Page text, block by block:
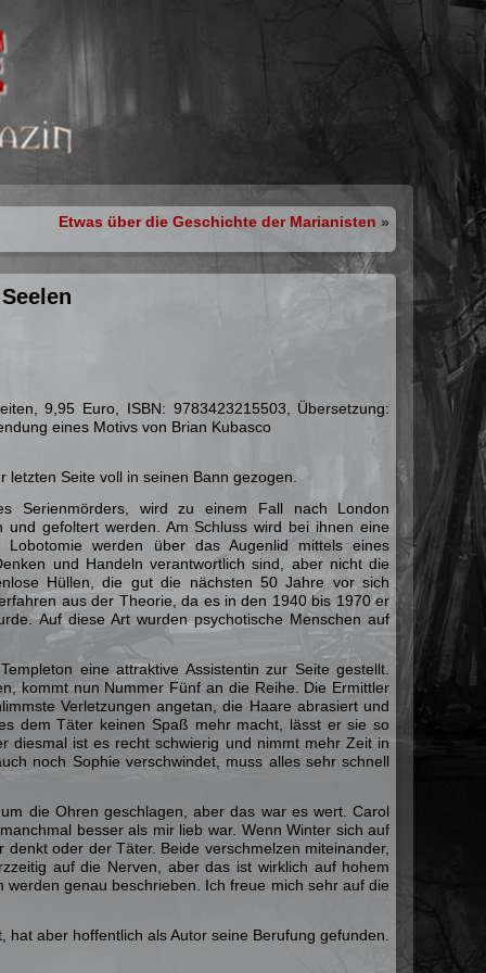
Etwas über die Geschichte der Marianisten »
9,95 Euro, ISBN: 9783423215503, Übersetzung:
eines Motivs von Brian Kubasco
Seite voll in seinen Bann gezogen.
Serienmörders, wird zu einem Fall nach London
gefoltert werden. Am Schluss wird bei ihnen eine
werden über das Augenlid mittels eines
und Handeln verantwortlich sind, aber nicht die
Hüllen, die gut die nächsten 50 Jahre vor sich
aus der Theorie, da es in den 1940 bis 1970 er
Auf diese Art wurden psychotische Menschen auf
eine attraktive Assistentin zur Seite gestellt.
kommt nun Nummer Fünf an die Reihe. Die Ermittler
Verletzungen angetan, die Haare abrasiert und
dem Täter keinen Spaß mehr macht, lässt er sie so
diesmal ist es recht schwierig und nimmt mehr Zeit in
noch Sophie verschwindet, muss alles sehr schnell
die Ohren geschlagen, aber das war es wert. Carol
besser als mir lieb war. Wenn Winter sich auf
oder der Täter. Beide verschmelzen miteinander,
auf die Nerven, aber das ist wirklich auf hohem
genau beschrieben. Ich freue mich sehr auf die
aber hoffentlich als Autor seine Berufung gefunden.